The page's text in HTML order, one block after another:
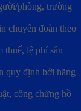
phòng, trường
chuyển đoàn theo
thuế, lệ phí sân
quy định bởi hãng
công chứng hồ